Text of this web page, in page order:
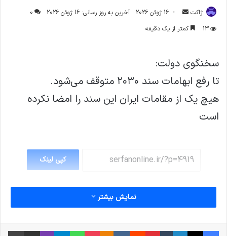
ژاکت
ارسال
ایمیل
16 ژوئن 2026 آخرین به روز رسانی: 16 ژوئن 2026
0
13
کمتر از یک دقیقه
سخنگوی دولت:
تا رفع ابهامات سند ۲۰۳۰ متوقف می‌شود.
هیچ یک از مقامات ایران این سند را امضا نکرده
است
کپی لینک
نمایش بیشتر
فیس بوک X لینکدین
‫تامبلر‫پین‌ترست
‫رددیت‫VKontakte
‫Odnoklassniki
پاکتواتس آپ تلگراموایبر اشتراک گذاری از طریق ایمیل